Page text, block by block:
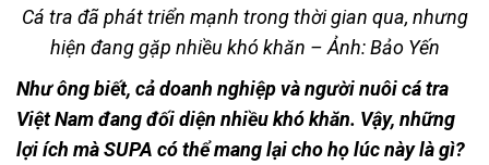
Cá tra đã phát triển mạnh trong thời gian qua, nhưng
hiện đang gặp nhiều khó khăn – Ảnh: Bảo Yến
Như ông biết, cả doanh nghiệp và người nuôi cá tra
Việt Nam đang đối diện nhiều khó khăn. Vậy, những
lợi ích mà SUPA có thể mang lại cho họ lúc này là gì?